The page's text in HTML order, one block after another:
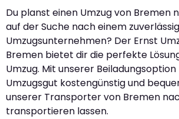
Du planst einen Umzug von Bremen
auf der Suche nach einem
Umzugsunternehmen? Der Ernst
Bremen bietet dir die perfekte
Umzug. Mit unserer
Umzugsgut kostengünstig und
unserer Transporter von Bremen
transportieren lassen.